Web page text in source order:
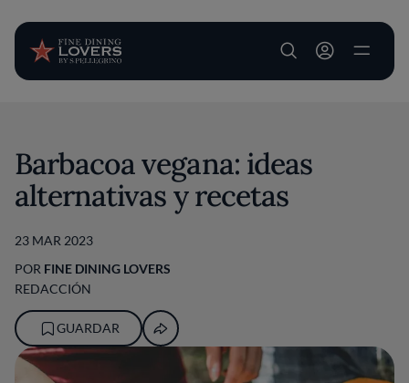
User account
Barbacoa vegana: ideas
alternativas y recetas
23 MAR 2023
POR FINE DINING LOVERS
REDACCIÓN
GUARDAR